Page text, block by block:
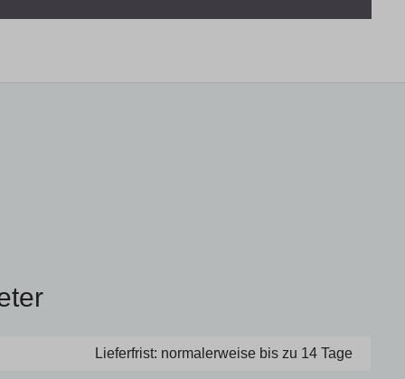
Lieferfrist: normalerweise bis zu 14 Tage